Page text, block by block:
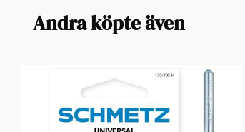
Andra köpte även